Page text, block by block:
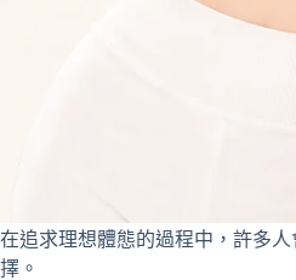
在追求理想體態的過程中，許多
擇。